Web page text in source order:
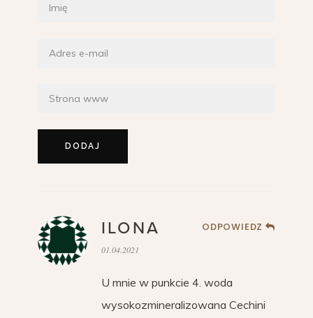
ILONA ODPOWIEDZ
01.04.2021
U mnie w punkcie 4. woda
wysokozmineralizowana Cechini